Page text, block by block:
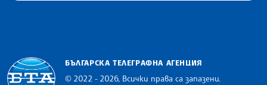
БЪЛГАРСКА ТЕЛЕГРАФНА АГЕНЦИЯ
© 2022 - 2026, Всички права са запазени.